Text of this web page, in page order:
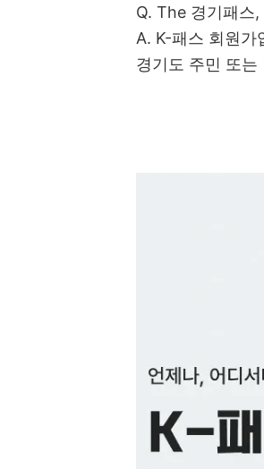
Q. The 경기패스
A. K-패스 회원가
경기도 주민 또